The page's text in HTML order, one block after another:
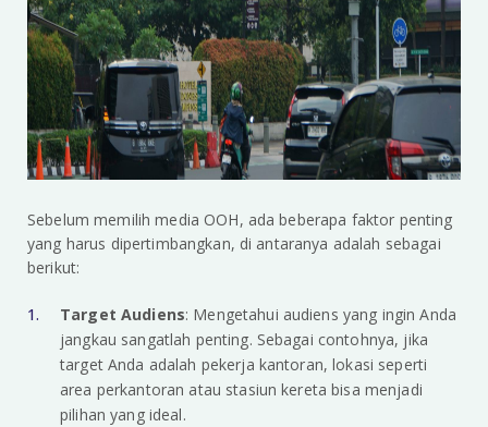
Sebelum memilih media OOH, ada beberapa faktor penting
yang harus dipertimbangkan, di antaranya adalah sebagai
berikut:
Target Audiens: Mengetahui audiens yang ingin Anda
jangkau sangatlah penting. Sebagai contohnya, jika
target Anda adalah pekerja kantoran, lokasi seperti
area perkantoran atau stasiun kereta bisa menjadi
pilihan yang ideal.